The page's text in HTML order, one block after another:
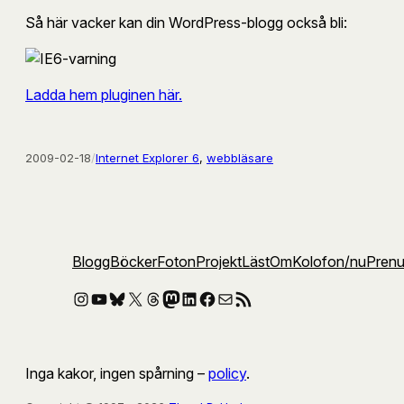
Så här vacker kan din WordPress-blogg också bli:
Ladda hem pluginen här.
2009-02-18/Internet Explorer 6, webbläsare
BloggBöckerFotonProjektLästOmKolofon/nu
Instagram
YouTube
Bluesky
X Threads
Mastodon
LinkedIn
Facebook
E-postRSS-flöde
Inga kakor, ingen spårning – policy.